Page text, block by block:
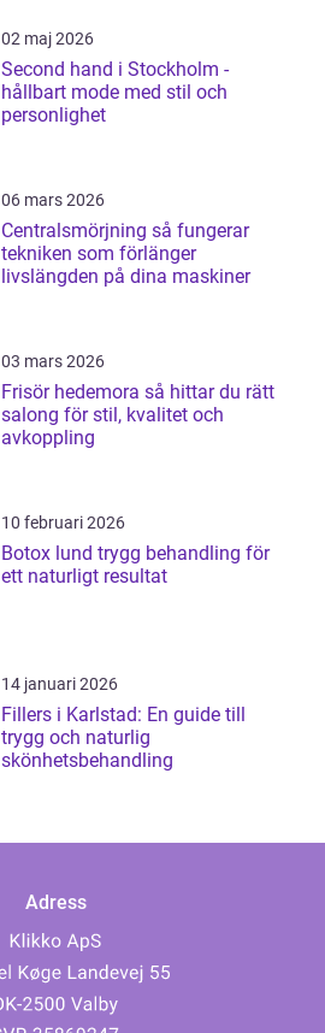
02 maj 2026
Second hand i Stockholm -
hållbart mode med stil och
personlighet
06 mars 2026
Centralsmörjning så fungerar
tekniken som förlänger
livslängden på dina maskiner
03 mars 2026
Frisör hedemora så hittar du rätt
salong för stil, kvalitet och
avkoppling
10 februari 2026
Botox lund trygg behandling för
ett naturligt resultat
14 januari 2026
Fillers i Karlstad: En guide till
trygg och naturlig
skönhetsbehandling
Adress